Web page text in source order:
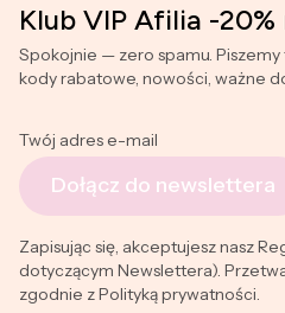
Klub VIP Afilia -
Spokojnie — zero spamu.
kody rabatowe, nowości, ważne
Twój adres e-mail
Dołącz do newslettera
Zapisując się, akceptujesz nasz
dotyczącym Newslettera).
zgodnie z Polityką prywatności.